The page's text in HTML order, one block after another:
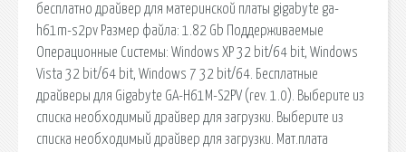
бесплатно драйвер для материнской платы gigabyte ga-
h61m-s2pv Размер файла: 1.82 Gb Поддерживаемые
Операционные Системы: Windows XP 32 bit/64 bit, Windows
Vista 32 bit/64 bit, Windows 7 32 bit/64. Бесплатные
драйверы для Gigabyte GA-H61M-S2PV (rev. 1.0). Выберите из
списка необходимый драйвер для загрузки. Выберите из
списка необходимый драйвер для загрузки. Мат.плата